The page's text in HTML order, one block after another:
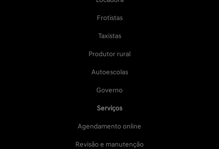
Frotistas
Taxistas
Produtor rural
Autoescolas
Governo
Serviços
Agendamento online
Revisão e manutenção